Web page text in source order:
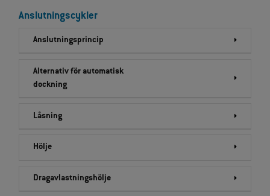
Anslutningscykler
Anslutningsprincip
Alternativ för automatisk
dockning
Låsning
Hölje
Dragavlastningshölje